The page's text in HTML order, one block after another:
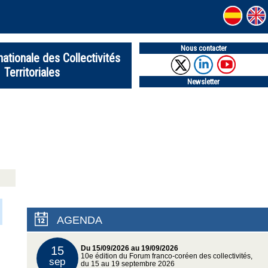
des Collectivités
Territoriales
Nous contacter
Newsletter
AGENDA
15
sep
Du 15/09/2026 au 19/09/2026
10e édition du Forum franco-coréen des collectivités,
du 15 au 19 septembre 2026